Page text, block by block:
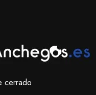
cerrado